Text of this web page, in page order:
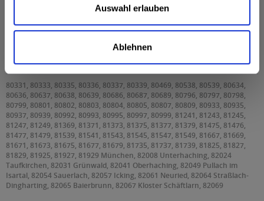
Auswahl erlauben
Ablehnen
Nordbrand Pfefferminz Likör 0,7l wird in den
folgenden Regionen, Städten, Orten und Postleitzahl-
Gebieten geliefert
80331, 80333, 80335, 80336, 80337, 80339, 80469, 80538, 80539, 80634,
80636, 80637, 80638, 80639, 80686, 80687, 80689, 80796, 80797, 80798,
80799, 80801, 80802, 80803, 80804, 80805, 80807, 80809, 80933, 80935,
80937, 80939, 80992, 80993, 80995, 80997, 80999, 81241, 81243, 81245,
81247, 81249, 81369, 81371, 81373, 81375, 81377, 81379, 81475, 81476,
81477, 81479, 81539, 81541, 81543, 81545, 81547, 81549, 81667, 81669,
81671, 81673, 81675, 81677, 81679, 81735, 81737, 81739, 81825, 81827,
81829, 81925, 81927, 81929 München, 82008 Unterhaching, 82024
Taufkirchen, 82031 Grünwald, 82041 Oberhaching, 82049 Pullach im
Isartal, 82054 Sauerlach, 82057 Icking, 82061 Neuried, 82064 Straßlach-
Dingharting, 82065 Baierbrunn, 82067 Kloster Schäftlarn, 82069